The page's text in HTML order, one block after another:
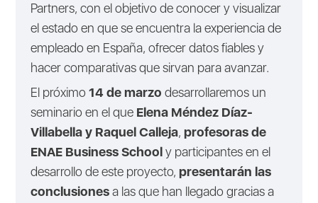
Partners, con el objetivo de conocer y visualizar
el estado en que se encuentra la experiencia de
empleado en España, ofrecer datos fiables y
hacer comparativas que sirvan para avanzar.
El próximo 14 de marzo desarrollaremos un
seminario en el que Elena Méndez Díaz-
Villabella y Raquel Calleja, profesoras de
ENAE Business Schooly participantes en el
desarrollo de este proyecto, presentarán las
conclusionesa las que han llegado gracias a